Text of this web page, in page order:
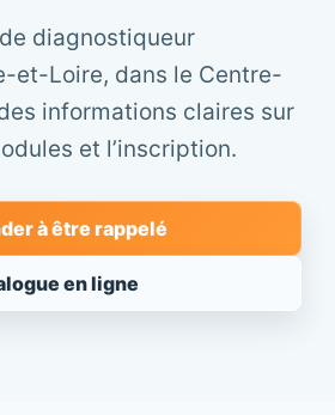
diagnostiqueur
et-Loire, dans le Centre-
informations claires sur
et l’inscription.
à être rappelé
en ligne